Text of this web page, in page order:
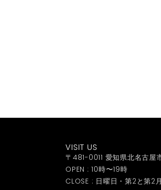
VISIT US
〒481-0011 愛知県北名古屋
OPEN : 10時〜19時
CLOSE : 日曜日・第2と第2